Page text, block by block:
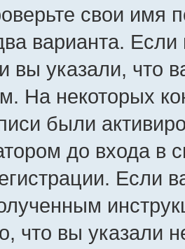
свои имя
варианта.
вы указали, что
На некоторых
были
до входа в
Если
что вы указали